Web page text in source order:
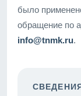
было
обращение по
info@tnmk.ru.